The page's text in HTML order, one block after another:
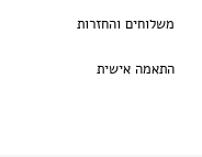
משלוחים והחזרות
התאמה אישית